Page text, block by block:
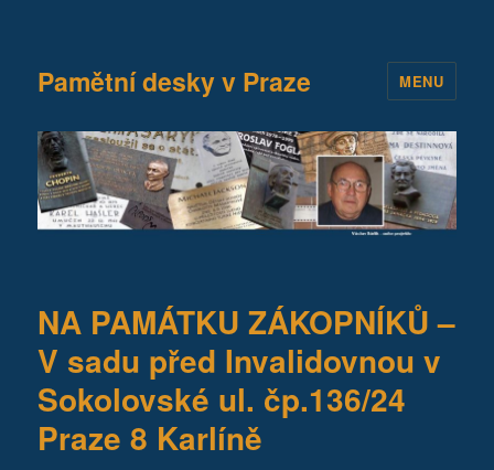
Pamětní desky v Praze MENU
NA PAMÁTKU ZÁKOPNÍKŮ –
V sadu před Invalidovnou v
Sokolovské ul. čp.136/24
Praze 8 Karlíně